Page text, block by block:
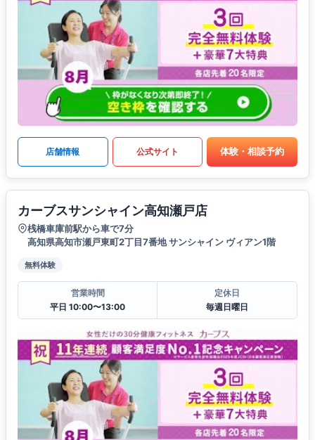
店舗情報 公式サイト 体験・相談予約
カーブスサンシャイン高知瀬戸店
桟橋車庫前駅から車で7分
高知県高知市瀬戸東町2丁目7番地 サンシャイン ヴィアン1階
無料体験
営業時間
平日 10:00〜13:00
定休日
毎週日曜日